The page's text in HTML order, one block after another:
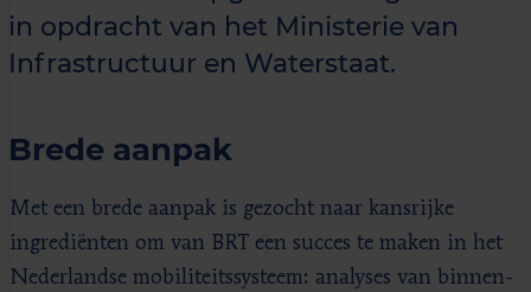
in opdracht van het Ministerie van
Infrastructuur en Waterstaat.
Brede aanpak
Met een brede aanpak is gezocht naar kansrijke
ingrediënten om van BRT een succes te maken in het
Nederlandse mobiliteitssysteem: analyses van binnen-